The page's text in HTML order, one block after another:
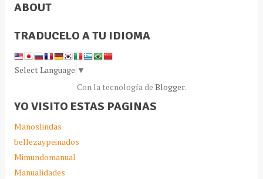
ABOUT
TRADUCELO A TU IDIOMA
Select Language ▼
Con la tecnología de Blogger.
YO VISITO ESTAS PAGINAS
Manoslindas
bellezaypeinados
Mimundomanual
Manualidades